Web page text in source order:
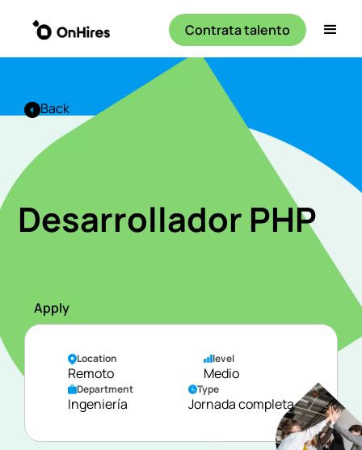
Contrata talento
Back
Desarrollador PHP
Apply
Location
Remoto
level
Medio
Department
Ingeniería
Type
Jornada completa